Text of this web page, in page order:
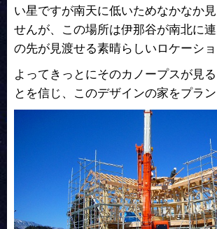
い星ですが南天に低いためなかなか
せんが、この場所は伊那谷が南北に
の先が見渡せる素晴らしいロケーショ
よってきっとにそのカノープスが見
とを信じ、このデザインの家をプラン